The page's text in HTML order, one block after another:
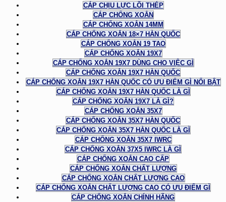
CÁP CHỊU LỰC LÕI THÉP
CÁP CHỐNG XOẮN
CÁP CHỐNG XOẮN 14MM
CÁP CHỐNG XOẮN 18×7 HÀN QUỐC
CÁP CHỐNG XOẮN 19 TAO
CÁP CHỐNG XOẮN 19X7
CÁP CHỐNG XOẮN 19X7 DÙNG CHO VIỆC GÌ
CÁP CHỐNG XOẮN 19X7 HÀN QUỐC
CÁP CHỐNG XOẮN 19X7 HÀN QUỐC CÓ ƯU ĐIỂM GÌ NỔI BẬT
CÁP CHỐNG XOẮN 19X7 HÀN QUỐC LÀ GÌ
CÁP CHỐNG XOẮN 19X7 LÀ GÌ?
CÁP CHỐNG XOẮN 35X7
CÁP CHỐNG XOẮN 35X7 HÀN QUỐC
CÁP CHỐNG XOẮN 35X7 HÀN QUỐC LÀ GÌ
CÁP CHỐNG XOẮN 35X7 IWRC
CÁP CHỐNG XOẮN 37X5 IWRC LÀ GÌ
CÁP CHỐNG XOẮN CAO CẤP
CÁP CHỐNG XOẮN CHẤT LƯỢNG
CÁP CHỐNG XOẮN CHẤT LƯỢNG CAO
CÁP CHỐNG XOẮN CHẤT LƯỢNG CAO CÓ ƯU ĐIỂM GÌ
CÁP CHỐNG XOẮN CHÍNH HÃNG